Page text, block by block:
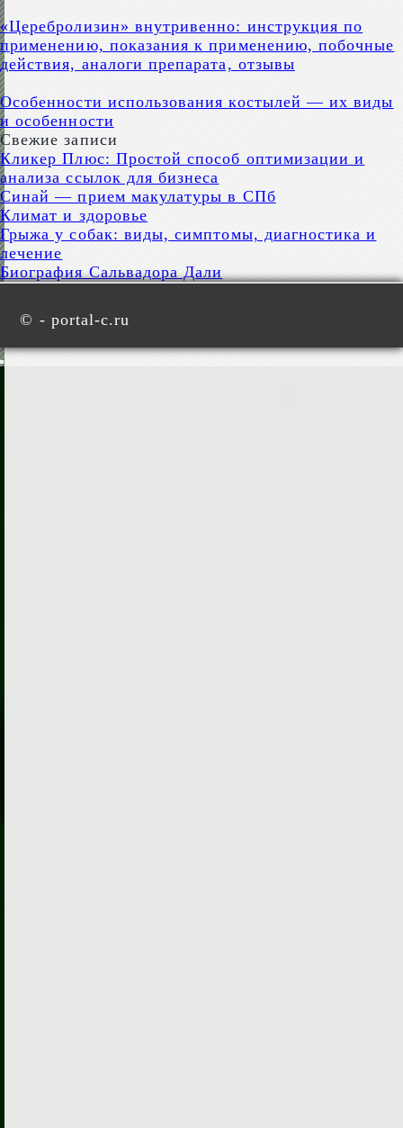
«Церебролизин» внутривенно: инструкция по
применению, показания к применению, побочные
действия, аналоги препарата, отзывы
Особенности использования костылей — их виды
и особенности
Свежие записи
Кликер Плюс: Простой способ оптимизации и
анализа ссылок для бизнеса
Синай — прием макулатуры в СПб
Климат и здоровье
Грыжа у собак: виды, симптомы, диагностика и
лечение
Биография Сальвадора Дали
© - portal-c.ru